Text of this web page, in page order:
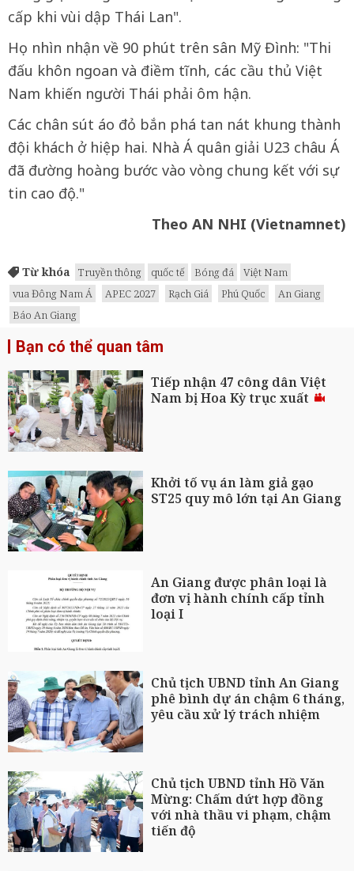
cấp khi vùi dập Thái Lan".
Họ nhìn nhận về 90 phút trên sân Mỹ Đình: "Thi
đấu khôn ngoan và điềm tĩnh, các cầu thủ Việt
Nam khiến người Thái phải ôm hận.
Các chân sút áo đỏ bắn phá tan nát khung thành
đội khách ở hiệp hai. Nhà Á quân giải U23 châu Á
đã đường hoàng bước vào vòng chung kết với sự
tin cao độ."
Theo AN NHI (Vietnamnet)
Từ khóa Truyền thông quốc tế Bóng đá
Việt Nam
vua Đông Nam Á
APEC 2027 Rạch Giá Phú Quốc
An Giang
Báo An Giang
Bạn có thể quan tâm
Tiếp nhận 47 công dân Việt
Nam bị Hoa Kỳ trục xuất
Khởi tố vụ án làm giả gạo
ST25 quy mô lớn tại An Giang
An Giang được phân loại là
đơn vị hành chính cấp tỉnh
loại I
Chủ tịch UBND tỉnh An Giang
phê bình dự án chậm 6 tháng,
yêu cầu xử lý trách nhiệm
Chủ tịch UBND tỉnh Hồ Văn
Mừng: Chấm dứt hợp đồng
với nhà thầu vi phạm, chậm
tiến độ